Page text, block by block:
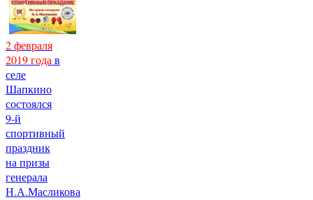
2 февраля
2019 года в
селе
Шапкино
состоялся
9-й
спортивный
праздник
на призы
генерала
Н.А.Масликова